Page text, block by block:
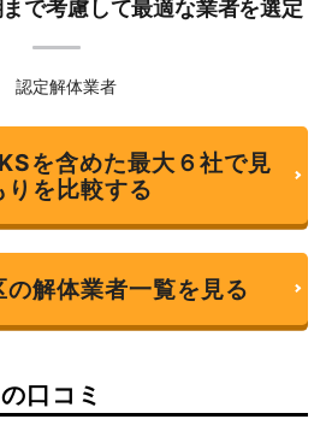
で考慮して最適な業者を選定
を含めた最大６社で見
りを比較する
解体業者一覧を見る
口コミ